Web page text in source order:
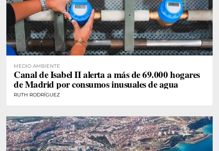
MEDIO AMBIENTE
Canal de Isabel II alerta a más de 69.000 hogares
de Madrid por consumos inusuales de agua
RUTH RODRÍGUEZ